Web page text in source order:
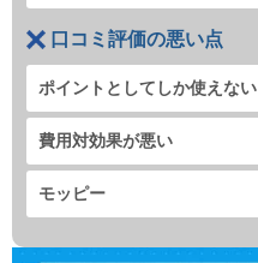
口コミ評価の悪い点
ポイントとしてしか使えない
費用対効果が悪い
モッピー